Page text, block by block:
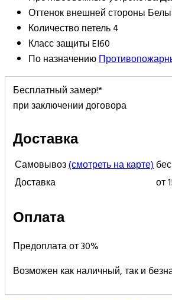
Оттенок внешней стороны
Количество петель4
Класс защитыEI60
По назначению
Бесплатный замер!*
при заключении договора
Доставка
Самовывоз(смотреть на карте)
Доставка
от
Оплата
Предоплата от 30%
Возможен как наличный, так и